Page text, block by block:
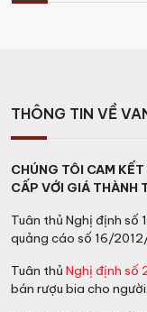
THÔNG TIN VỀ
CHÚNG TÔI CAM
CẤP VỚI GIÁ THÀNH
Tuân thủ Nghị định
quảng cáo số 16/
Tuân thủ Nghị định
bán rượu bia cho